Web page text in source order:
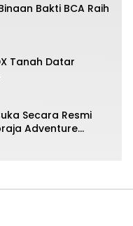
Bakti BCA Raih
Tanah Datar
Secara Resmi
Adventure